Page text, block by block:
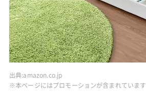
出典:amazon.co.jp
※本ページにはプロモーションが含まれています